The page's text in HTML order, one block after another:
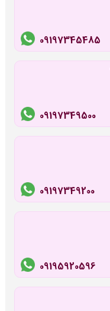
09197345485
09197349500
09197349200
09195920596